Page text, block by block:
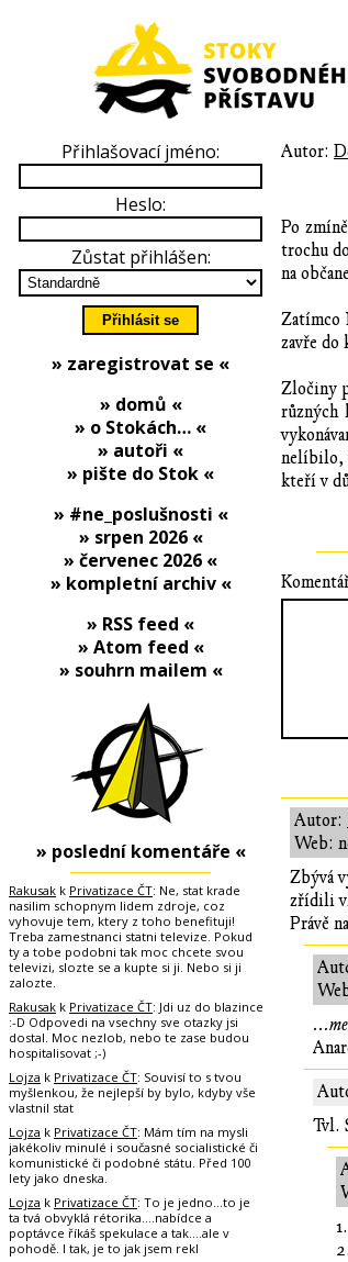
Autor:
Po
trochu
na
Zatímco
zavře
Zločiny
různých
nelíbilo,
kteří v
Autor:
Web:
Zbývá
zřídili
Právě
Tvl.
Přihlašovací jméno:
Heslo:
Zůstat přihlášen:
» zaregistrovat se «
» domů «
» o Stokách… «
» autoři «
» pište do Stok «
» #ne_poslušnosti «
» srpen 2026 «
» červenec 2026 «
» kompletní archiv «
» RSS feed «
» Atom feed «
» souhrn mailem «
» poslední komentáře «
Rakusak k Privatizace ČT: Ne, stat krade
nasilim schopnym lidem zdroje, coz
vyhovuje tem, ktery z toho benefituji!
Treba zamestnanci statni televize. Pokud
ty a tobe podobni tak moc chcete svou
televizi, slozte se a kupte si ji. Nebo si ji
zalozte.
Rakusak k Privatizace ČT: Jdi uz do blazince
:-D Odpovedi na vsechny sve otazky jsi
dostal. Moc nezlob, nebo te zase budou
hospitalisovat ;-)
Lojza k Privatizace ČT: Souvisí to s tvou
myšlenkou, že nejlepší by bylo, kdyby vše
vlastnil stat
Lojza k Privatizace ČT: Mám tím na mysli
jakékoliv minulé i současné socialistické či
komunistické či podobné státu. Před 100
lety jako dneska.
Lojza k Privatizace ČT: To je jedno...to je
ta tvá obvyklá rétorika....nabídce a
poptávce říkáš spekulace a tak....ale v
pohodě. I tak, je to jak jsem rekl